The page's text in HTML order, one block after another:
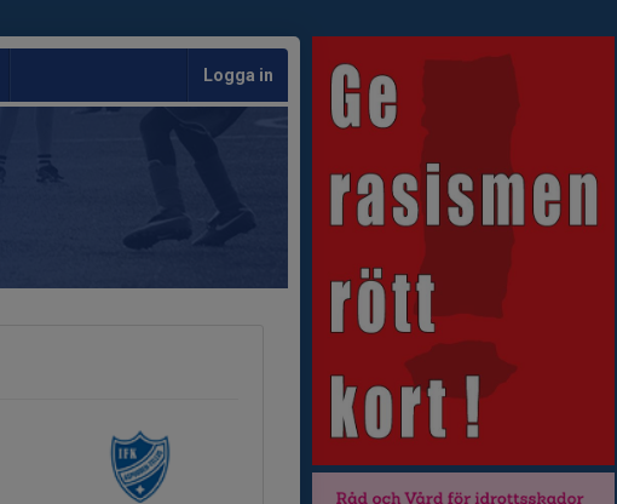
Logga in